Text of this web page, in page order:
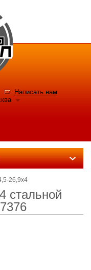
Написать нам
26,9x4
стальной